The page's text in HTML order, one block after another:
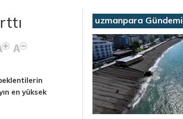
en yüksek
uzmanpara Gündemi